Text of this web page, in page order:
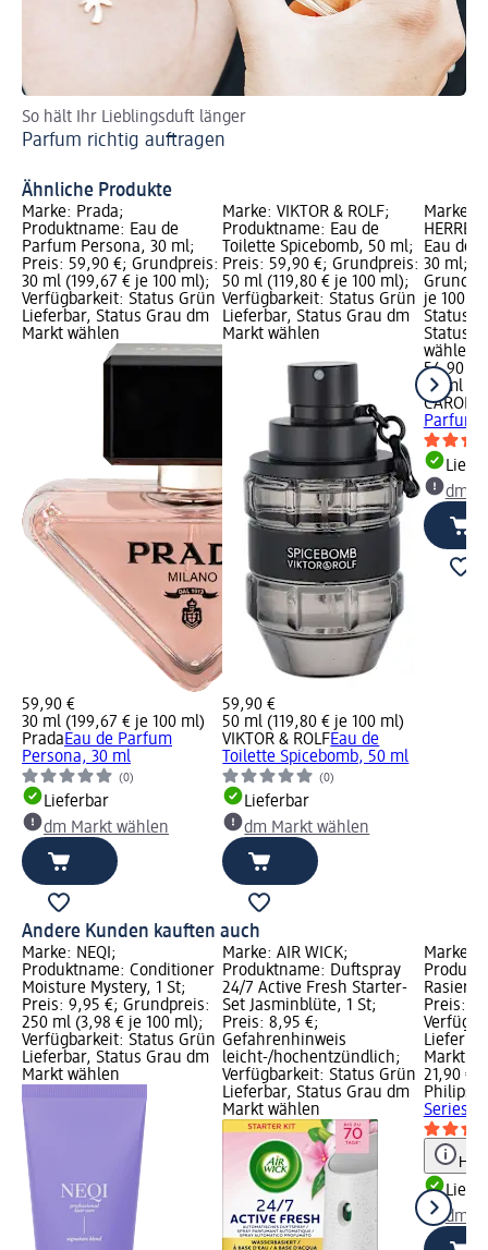
So hält Ihr Lieblingsduft länger
Parfum richtig auftragen
Ähnliche Produkte
Marke: Prada;
Produktname: Eau de
Parfum Persona, 30 ml;
Preis: 59,90 €; Grundpreis:
30 ml (199,67 € je 100 ml);
Verfügbarkeit: Status Grün
Lieferbar, Status Grau dm
Markt wählen
59,90 €
30 ml (199,67 € je 100 ml)
PradaEau de Parfum
Persona, 30 ml
(0)
Lieferbar
dm Markt wählen
Marke: VIKTOR & ROLF;
Produktname: Eau de
Toilette Spicebomb, 50 ml;
Preis: 59,90 €; Grundpreis:
50 ml (119,80 € je 100 ml);
Verfügbarkeit: Status Grün
Lieferbar, Status Grau dm
Markt wählen
59,90 €
50 ml (119,80 € je 100 ml)
VIKTOR & ROLFEau de
Toilette Spicebomb, 50 ml
(0)
Lieferbar
dm Markt wählen
Marke:
Eau de
30 ml;
je 100
Status
Status
wählen
54,90 €
30 ml
Parfum
dm
Andere Kunden kauften auch
Marke: NEQI;
Produktname: Conditioner
Moisture Mystery, 1 St;
Preis: 9,95 €; Grundpreis:
250 ml (3,98 € je 100 ml);
Verfügbarkeit: Status Grün
Lieferbar, Status Grau dm
Markt wählen
Marke: AIR WICK;
Produktname: Duftspray
24/7 Active Fresh Starter-
Set Jasminblüte, 1 St;
Preis: 8,95 €;
Gefahrenhinweis
leicht-/hochentzündlich;
Verfügbarkeit: Status Grün
Lieferbar, Status Grau dm
Markt wählen
Marke:
Rasierer
Preis:
Markt
21,90 €
Philips
dm